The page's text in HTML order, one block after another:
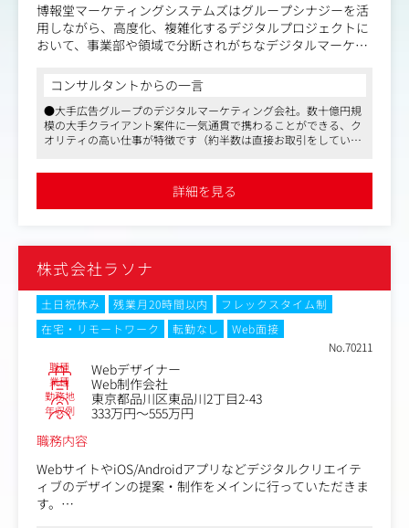
博報堂マーケティングシステムズはグループシナジーを活
用しながら、高度化、複雑化するデジタルプロジェクトに
おいて、事業部や領域で分断されがちなデジタルマーケテ
ミッションとしています。
クライアント企業のデジタルマーケティング戦略にもとづ
き、Webサイトやアプリケーションなどデジタル領域での
タッチポイントにおいて、Webディレクター、デザイナ
具体企画/コンテンツの開発、UX/UIの設計を行っていただ
ンサイト調査、顧客体験（UX）の設計
・各種調査設計、実査による課題仮説の導出、課題解決の
為の企画プランニング
・ユーザーインターフェイス（UI）の設計 （サイトマッ
プ、ワイヤーフレームなどの情報設計を含む）
・プロトタイプの作成、検証にもとづく迅速なブラッシュ
アップ
・WebデザイナーやマークアップエンジニアへのUX観点で
のディレクション、品質管理
業務内容（変更の範囲）：会社の定める業務
コンサルタントからの一言
●大手広告グループのデジタルマーケティング会社。数十億円規
模の大手クライアント案件に一気通貫で携わることができる、ク
オリティの高い仕事が特徴です（約半数は直接お取引をしている
どこからでもフルリモートで働くことができます（出社頻度は自
●マスメディアンからの紹介実績あり
詳細を見る
株式会社ラソナ
土日祝休み 残業月20時間以内
フレックスタイム制
在宅・リモートワーク
転勤なし
Web面接
No.70211
職種 Webデザイナー
業種 Web制作会社
勤務地 東京都品川区東品川2丁目2-43
年収例
333万円～555万円
職務内容
WebサイトやiOS/Androidアプリなどデジタルクリエイテ
ィブのデザインの提案・制作をメインに行っていただきま
す。